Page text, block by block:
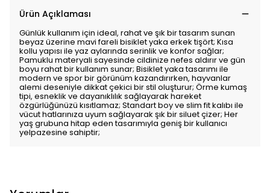
Ürün Açıklaması
Günlük kullanım için ideal, rahat ve şık bir tasarım sunan
beyaz üzerine mavi fareli bisiklet yaka erkek tişört; Kısa
kollu yapısı ile yaz aylarında serinlik ve konfor sağlar;
Pamuklu materyali sayesinde cildinize nefes aldırır ve gün
boyu rahat bir kullanım sunar; Bisiklet yaka tasarımı ile
modern ve spor bir görünüm kazandırırken, hayvanlar
alemi deseniyle dikkat çekici bir stil oluşturur; Örme kumaş
tipi, esneklik ve dayanıklılık sağlayarak hareket
özgürlüğünüzü kısıtlamaz; Standart boy ve slim fit kalıbı ile
vücut hatlarınıza uyum sağlayarak şık bir siluet çizer; Her
yaş grubuna hitap eden tasarımıyla geniş bir kullanıcı
yelpazesine sahiptir;